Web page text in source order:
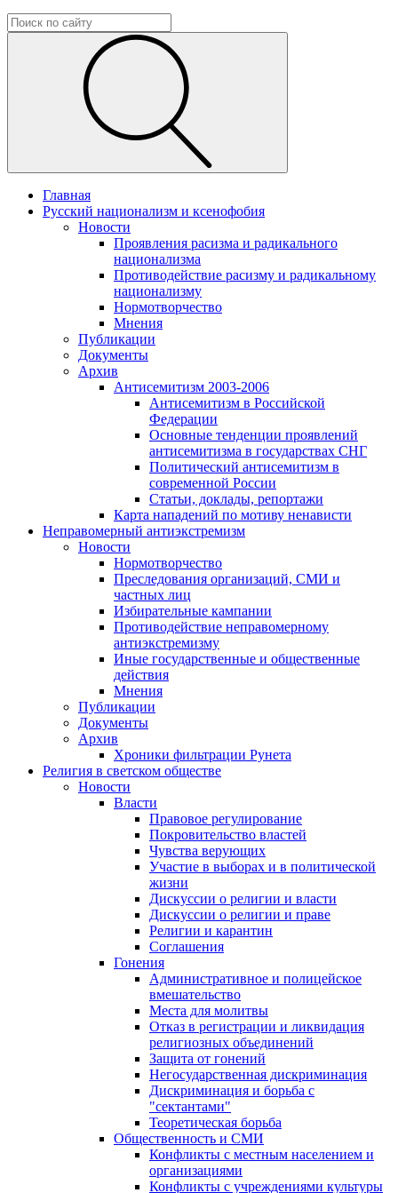
Главная
Русский национализм и ксенофобия
Новости
Проявления расизма и радикального
национализма
Противодействие расизму и радикальному
национализму
Нормотворчество
Мнения
Публикации
Документы
Архив
Антисемитизм 2003-2006
Антисемитизм в Российской
Федерации
Основные тенденции проявлений
антисемитизма в государствах СНГ
Политический антисемитизм в
современной России
Статьи, доклады, репортажи
Карта нападений по мотиву ненависти
Неправомерный антиэкстремизм
Новости
Нормотворчество
Преследования организаций, СМИ и
частных лиц
Избирательные кампании
Противодействие неправомерному
антиэкстремизму
Иные государственные и общественные
действия
Мнения
Публикации
Документы
Архив
Хроники фильтрации Рунета
Религия в светском обществе
Новости
Власти
Правовое регулирование
Покровительство властей
Чувства верующих
Участие в выборах и в политической
жизни
Дискуссии о религии и власти
Дискуссии о религии и праве
Религии и карантин
Соглашения
Гонения
Административное и полицейское
вмешательство
Места для молитвы
Отказ в регистрации и ликвидация
религиозных объединений
Защита от гонений
Негосударственная дискриминация
Дискриминация и борьба с
"сектантами"
Теоретическая борьба
Общественность и СМИ
Конфликты с местным населением и
организациями
Конфликты с учреждениями культуры